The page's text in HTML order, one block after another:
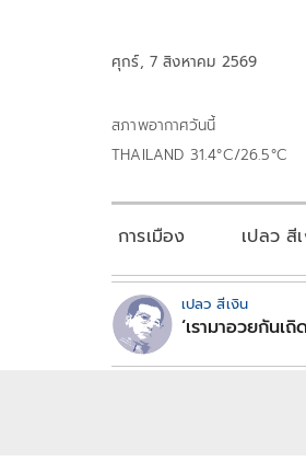
ศุกร์, 7 สิงหาคม 2569
สภาพอากาศวันนี้
THAILAND 31.4°C/26.5°C
การเมือง เปลว สี
เปลว สีเงิน
‘เรามาอวยกันเถิ